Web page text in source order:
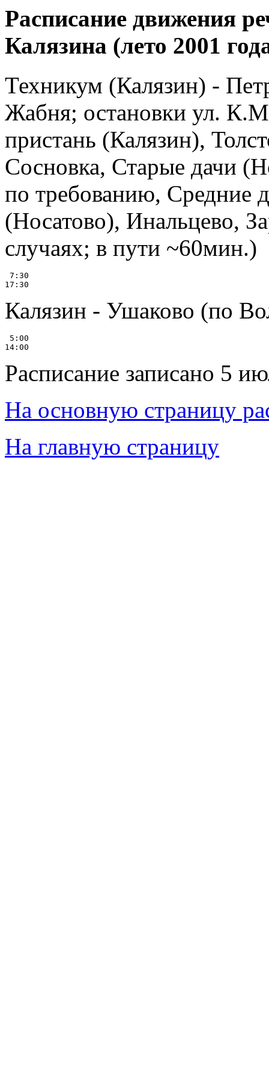
Расписание движения
Калязина (лето 2001
Техникум (Калязин) -
Жабня; остановки ул.
пристань (Калязин),
Сосновка, Старые дачи
по требованию, Средние
(Носатово), Инальцево,
случаях; в пути ~60мин.)
7:30
Калязин - Ушаково (по
5:00
Расписание записано 5
На основную страницу
На главную страницу